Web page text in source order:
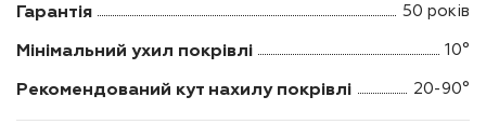
Гарантія 50 років
Мінімальний ухил покрівлі 10°
Рекомендований кут нахилу покрівлі 20-90°